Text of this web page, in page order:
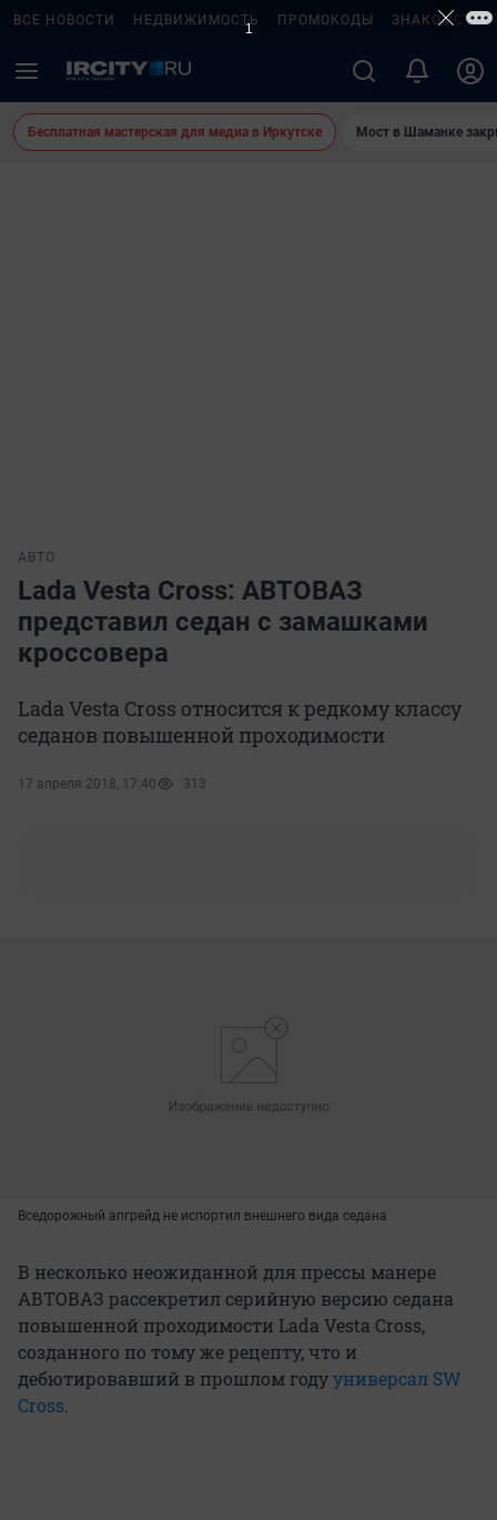
ВСЕ НОВОСТИ НЕДВИЖИМОСТЬ ПРОМОКОДЫ ЗНАКОМСТВА
Бесплатная мастерская для медиа в Иркутске Мост в Шаманке
АВТО
Lada Vesta Cross: АВТОВАЗ
представил седан с замашками
кроссовера
Lada Vesta Cross относится к редкому классу
седанов повышенной проходимости
17 апреля 2018, 17:40 313
Вседорожный апгрейд не испортил внешнего вида седана
В несколько неожиданной для прессы манере
АВТОВАЗ рассекретил серийную версию седана
повышенной проходимости Lada Vesta Cross,
созданного по тому же рецепту, что и
дебютировавший в прошлом годууниверсал SW
Cross.